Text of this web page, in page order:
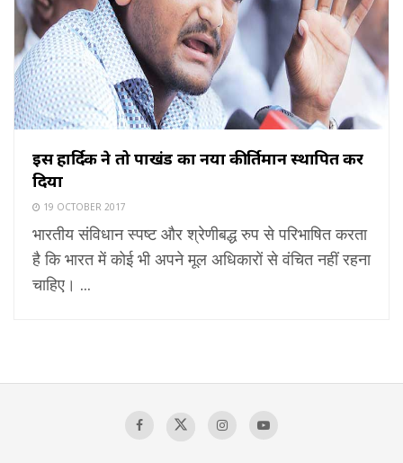
इस हार्दिक ने तो पाखंड का नया कीर्तिमान स्थापित कर
दिया
19 OCTOBER 2017
भारतीय संविधान स्पष्ट और श्रेणीबद्ध रुप से परिभाषित करता
है कि भारत में कोई भी अपने मूल अधिकारों से वंचित नहीं रहना
चाहिए। ...